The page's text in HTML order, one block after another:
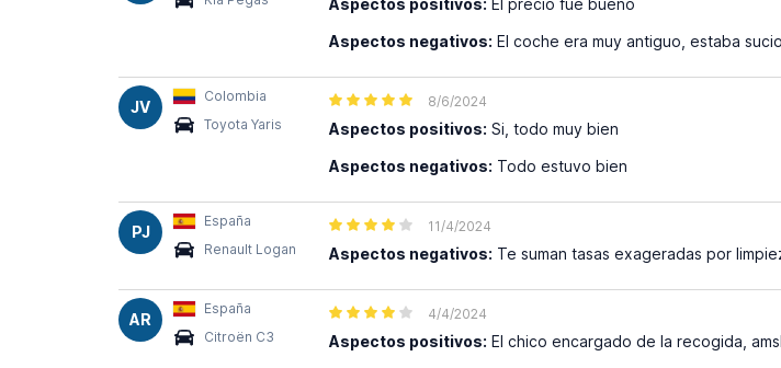
Aspectos positivos: El precio fue bueno
Aspectos negativos: El coche era muy antiguo, estaba
JV
Colombia
Toyota Yaris
8/6/2024
Aspectos positivos: Si, todo muy bien
Aspectos negativos: Todo estuvo bien
PJ
España
Renault Logan
11/4/2024
Aspectos negativos: Te suman tasas exageradas por
AR
España
Citroën C3
4/4/2024
Aspectos positivos: El chico encargado de la recogida,